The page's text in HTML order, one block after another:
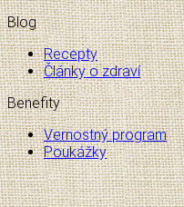
Blog
Recepty
Články o zdraví
Benefity
Vernostný program
Poukážky